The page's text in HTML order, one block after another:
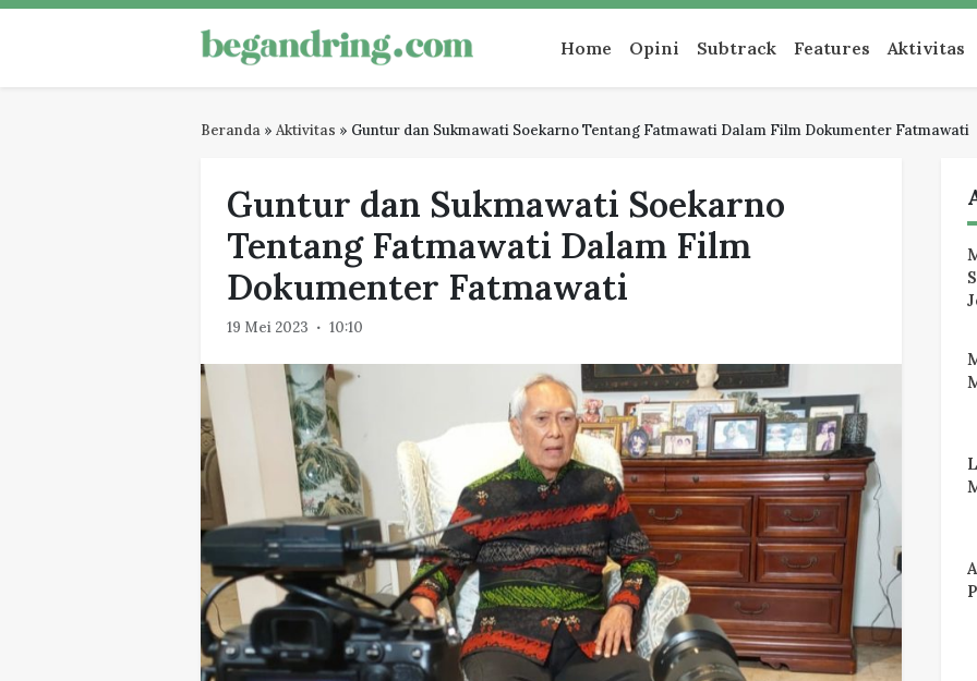
Skip
Begandring
Menjaga ingatan untuk masa depan Home Opini Subtrack Features Aktivitas
Beranda » Aktivitas » Guntur dan Sukmawati Soekarno Tentang Fatmawati Dalam Film Dokumenter Fatmawati
Guntur dan Sukmawati Soekarno
Tentang Fatmawati Dalam Film
Dokumenter Fatmawati
19 Mei 2023 10:10